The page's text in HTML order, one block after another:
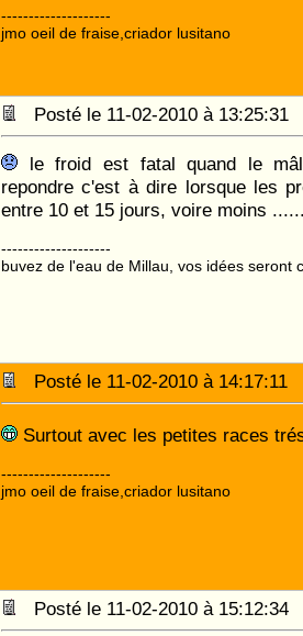
--------------------
jmo oeil de fraise,criador lusitano
Posté le 11-02-2010 à
le froid est fatal quand le
repondre c'est à dire lorsque les
entre 10 et 15 jours, voire moins
--------------------
buvez de l'eau de Millau, vos idées seront
Posté le 11-02-2010 à 14:17:11
Surtout avec les petites races
--------------------
jmo oeil de fraise,criador lusitano
Posté le 11-02-2010 à